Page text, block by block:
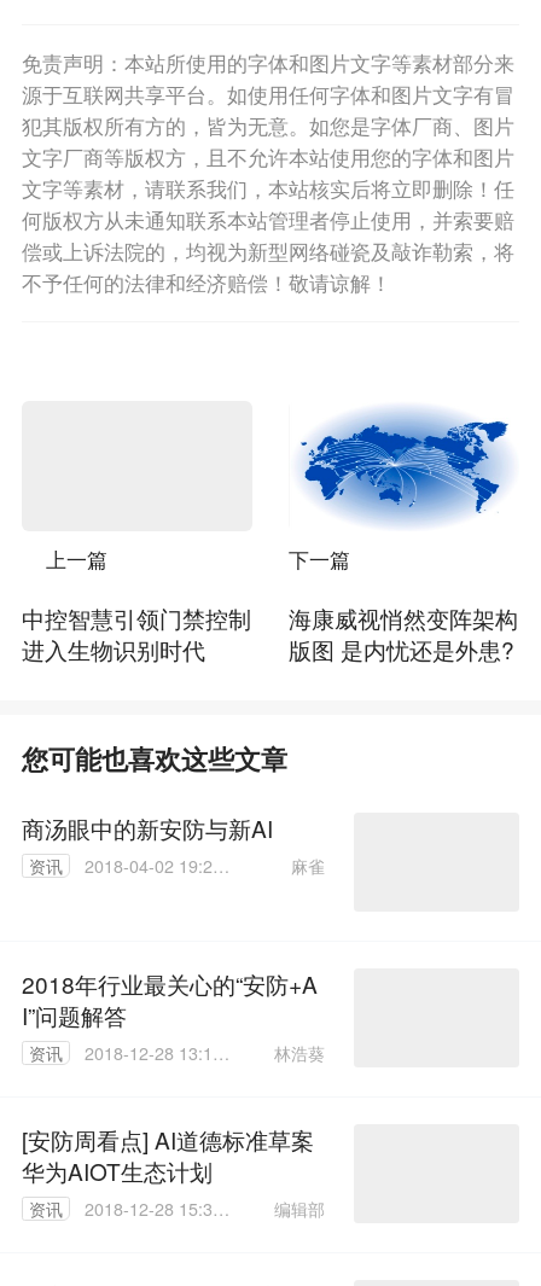
免责声明：本站所使用的字体和图片文字等素材部分来
源于互联网共享平台。如使用任何字体和图片文字有冒
犯其版权所有方的，皆为无意。如您是字体厂商、图片
文字厂商等版权方，且不允许本站使用您的字体和图片
文字等素材，请联系我们，本站核实后将立即删除！任
何版权方从未通知联系本站管理者停止使用，并索要赔
偿或上诉法院的，均视为新型网络碰瓷及敲诈勒索，将
不予任何的法律和经济赔偿！敬请谅解！
上一篇
中控智慧引领门禁控制
进入生物识别时代
下一篇
海康威视悄然变阵架构
版图 是内忧还是外患?
您可能也喜欢这些文章
商汤眼中的新安防与新AI
资讯
2018-04-02 19:26:
麻雀
2018年行业最关心的“安防+A
I”问题解答
资讯
2018-12-28 13:19:
林浩葵
[安防周看点] AI道德标准草案
华为AIOT生态计划
资讯
2018-12-28 15:39:
编辑部